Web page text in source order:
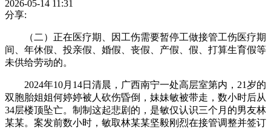
2026-05-14 11:31
分享:
（二）正在医疗期、因工伤需要暂停工做接管工伤医疗期
间、年休假、投亲假、婚假、丧假、产假、假、打算生育假等
未供给劳动的。
2024年10月14日清晨，广西南宁一处高层室第内，21岁的
双胞胎姐姐何婷婷被人砍伤昏倒，妹妹敏被带走，数小时后从
34层楼顶坠亡。制制这起悲剧的，是敏仅认识三个月的男友林
某某。案发前数小时，敏取林某某坚毅刚烈在接管调整并签订